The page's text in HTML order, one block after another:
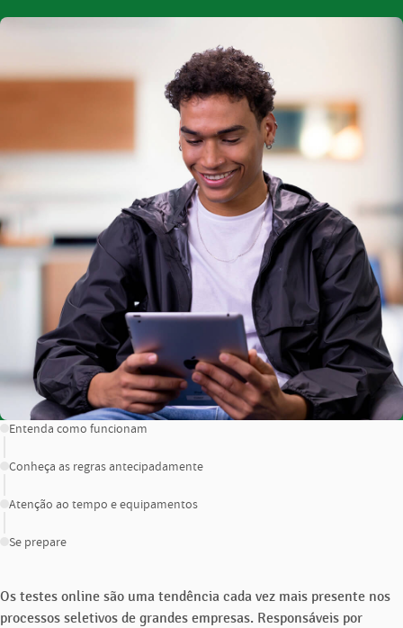
CONTEÚDO
Entenda como funcionam
Conheça as regras antecipadamente
Atenção ao tempo e equipamentos
Se prepare
Os testes online são uma tendência cada vez mais presente nos
processos seletivos de grandes empresas. Responsáveis por